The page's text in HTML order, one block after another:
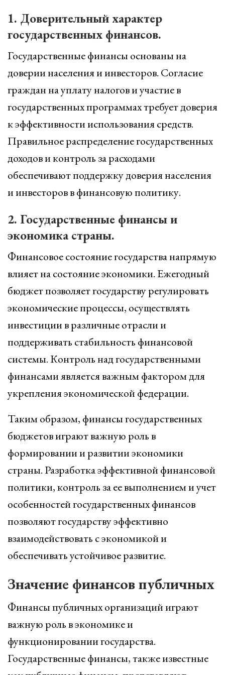
1. Доверительный характер
государственных финансов.
Государственные финансы основаны на
доверии населения и инвесторов. Согласие
граждан на уплату налогов и участие в
государственных программах требует доверия
к эффективности использования средств.
Правильное распределение государственных
доходов и контроль за расходами
обеспечивают поддержку доверия населения
и инвесторов в финансовую политику.
2. Государственные финансы и
экономика страны.
Финансовое состояние государства напрямую
влияет на состояние экономики. Ежегодный
бюджет позволяет государству регулировать
экономические процессы, осуществлять
инвестиции в различные отрасли и
поддерживать стабильность финансовой
системы. Контроль над государственными
финансами является важным фактором для
укрепления экономической федерации.
Таким образом, финансы государственных
бюджетов играют важную роль в
формировании и развитии экономики
страны. Разработка эффективной финансовой
политики, контроль за ее выполнением и учет
особенностей государственных финансов
позволяют государству эффективно
взаимодействовать с экономикой и
обеспечивать устойчивое развитие.
Значение финансов публичных
Финансы публичных организаций играют
важную роль в экономике и
функционировании государства.
Государственные финансы, также известные